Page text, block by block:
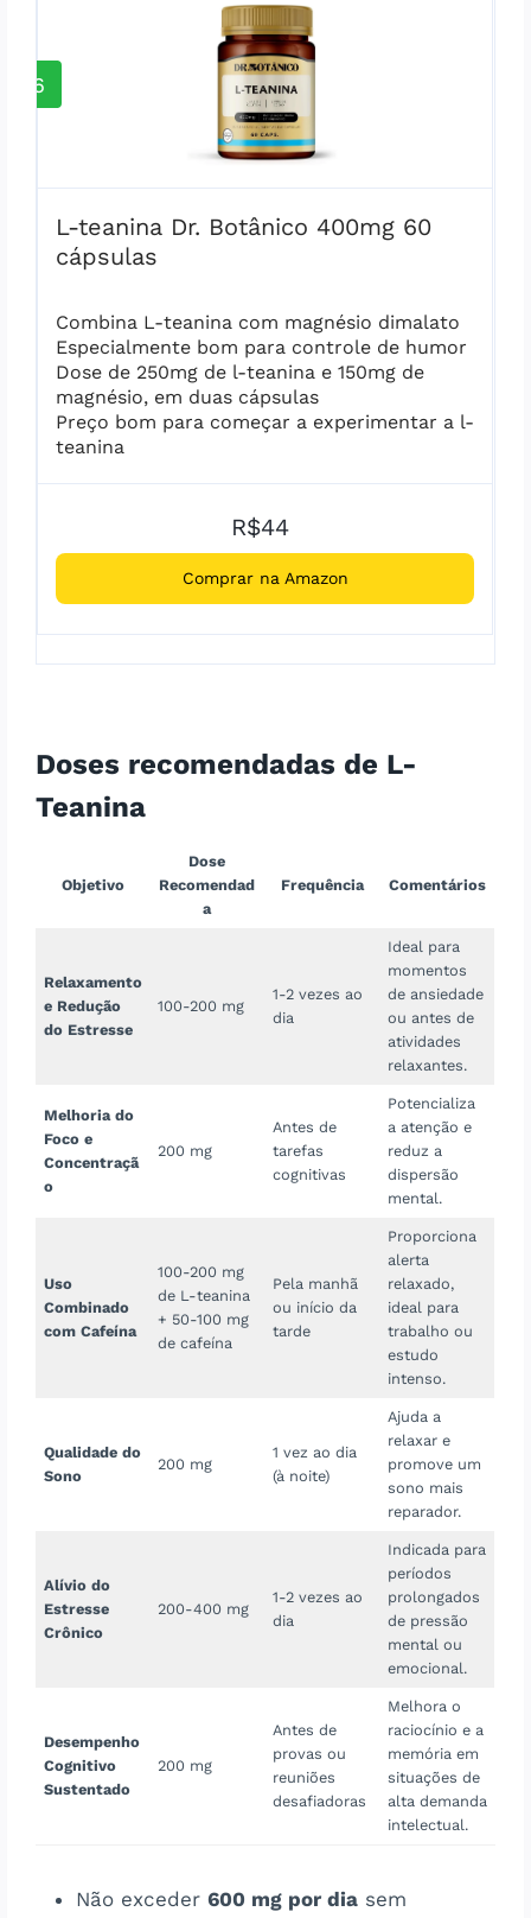
6
L-teanina Dr. Botânico 400mg 60
cápsulas
Combina L-teanina com magnésio dimalato
Especialmente bom para controle de humor
Dose de 250mg de l-teanina e 150mg de
magnésio, em duas cápsulas
Preço bom para começar a experimentar a l-
teanina
R$44
Comprar na Amazon
Doses recomendadas de L-
Teanina
Objetivo
Dose
Recomendad
a
Frequência Comentários
Relaxamento
e Redução
do Estresse
100-200 mg
1-2 vezes ao
dia
Ideal para
momentos
de ansiedade
ou antes de
atividades
relaxantes.
Melhoria do
Foco e
Concentraçã
o
200 mg
Antes de
tarefas
cognitivas
Potencializa
a atenção e
reduz a
dispersão
mental.
Uso
Combinado
com Cafeína
100-200 mg
de L-teanina
+ 50-100 mg
de cafeína
Pela manhã
ou início da
tarde
Proporciona
alerta
relaxado,
ideal para
trabalho ou
estudo
intenso.
Qualidade do
Sono
200 mg
1 vez ao dia
(à noite)
Ajuda a
relaxar e
promove um
sono mais
reparador.
Alívio do
Estresse
Crônico
200-400 mg
1-2 vezes ao
dia
Indicada para
períodos
prolongados
de pressão
mental ou
emocional.
Desempenho
Cognitivo
Sustentado
200 mg
Antes de
provas ou
reuniões
desafiadoras
Melhora o
raciocínio e a
memória em
situações de
alta demanda
intelectual.
Não exceder600 mg por dia sem